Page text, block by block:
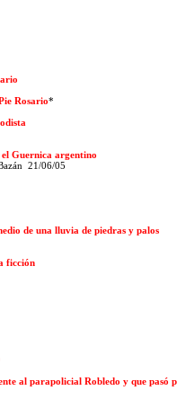
Rosario*
Guernica argentino
21/06/05
de una lluvia de piedras y palos
ficción
al parapolicial Robledo y que pasó